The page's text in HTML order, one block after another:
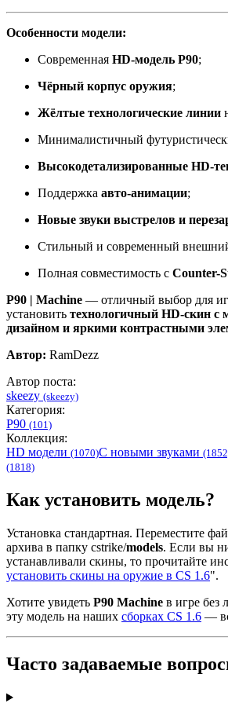
Особенности модели:
Современная HD-модель P90;
Чёрный корпус оружия;
Жёлтые технологические линии
Минималистичный
Высокодетализированные HD-
Поддержка авто-анимации;
Новые звуки выстрелов и
Стильный и современный
Полная совместимость с Counter-
P90 | Machine — отличный выбор для
установить технологичный HD-скин
дизайном и яркими контрастными
Автор: RamDezz
Автор поста:
skeezy (skeezy)
Категория:
P90 (101)
Коллекция:
HD модели (1070)С новыми звуками
(1818)
Как установить модель?
Установка стандартная. Переместите
архива в папку cstrike/models. Если вы
устанавливали скины, то прочитайте
установить скины на оружие в CS 1.6".
Хотите увидеть P90 Machine в игре без
эту модель на наших сборках CS 1.6 —
Часто задаваемые